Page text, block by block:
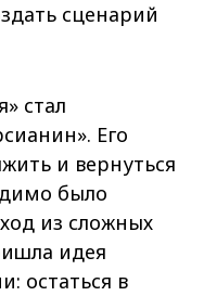
сценарий
стал
Его
и вернуться
было
из сложных
идея
остаться в